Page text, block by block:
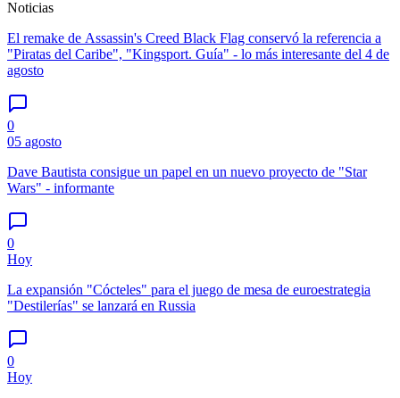
Noticias
El remake de Assassin's Creed Black Flag conservó la referencia a
"Piratas del Caribe", "Kingsport. Guía" - lo más interesante del 4 de
agosto
0
05 agosto
Dave Bautista consigue un papel en un nuevo proyecto de "Star
Wars" - informante
0
Hoy
La expansión "Cócteles" para el juego de mesa de euroestrategia
"Destilerías" se lanzará en Russia
0
Hoy